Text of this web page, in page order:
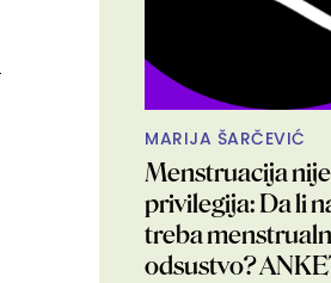
MARIJA ŠARČEVIĆ
Menstruacija nije
privilegija: Da li
treba
odsustvo?